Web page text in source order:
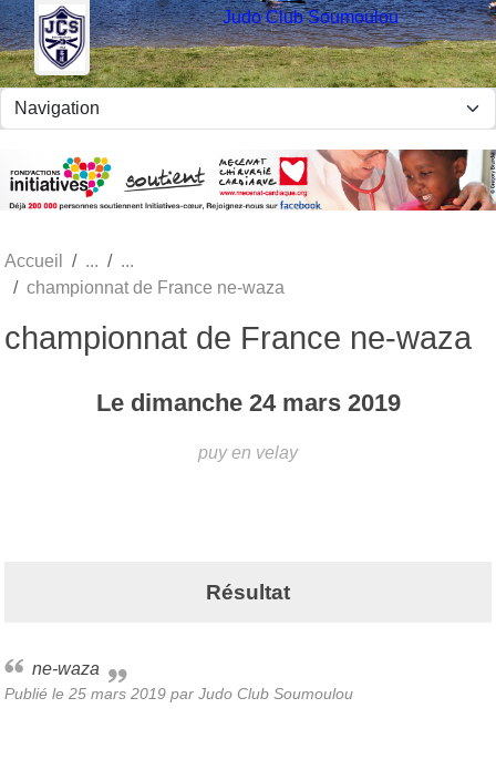
Judo Club Soumoulou
Accueil
championnat de France ne-waza
championnat de France ne-waza
Le dimanche 24 mars 2019
puy en velay
Résultat
ne-waza
Publié le 25 mars 2019 par Judo Club Soumoulou
Panneau de gestion des cookies